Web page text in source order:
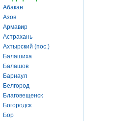
Абакан
Азов
Армавир
Астрахань
Ахтырский (пос.)
Балашиха
Балашов
Барнаул
Белгород
Благовещенск
Богородск
Бор